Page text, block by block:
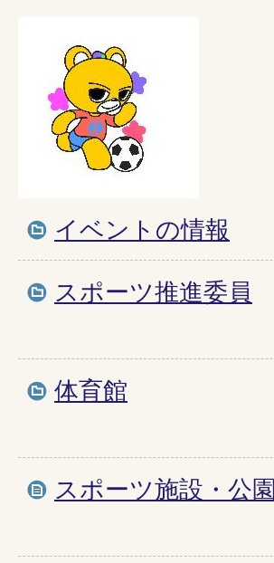
イベントの情報
スポーツ推進委員
体育館
スポーツ施設・公